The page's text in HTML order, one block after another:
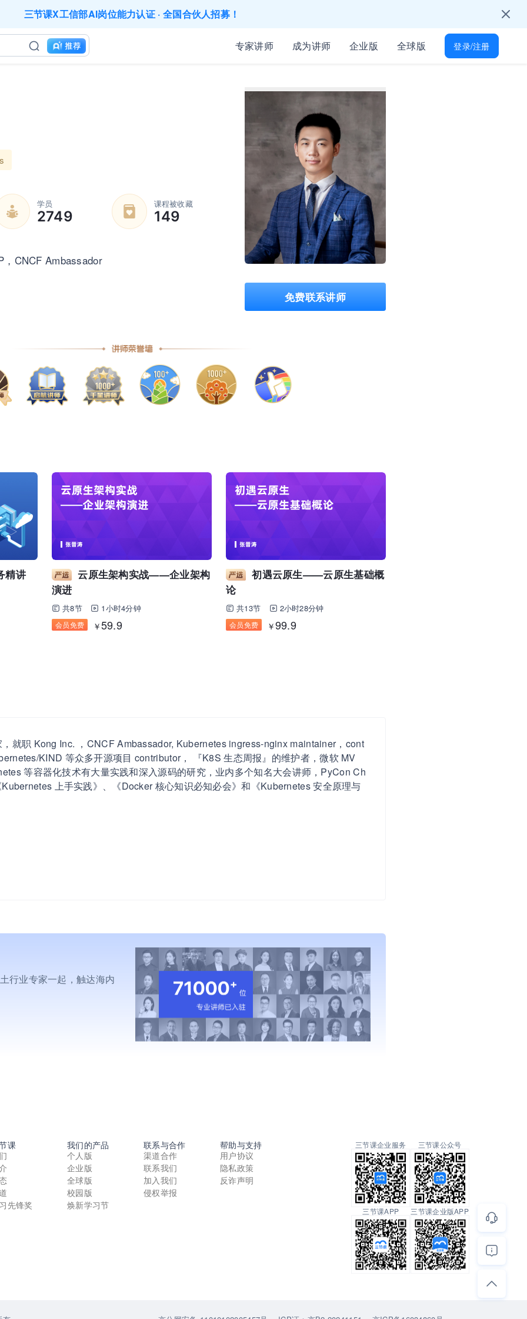
难落地？1000门课程覆盖企业全岗位应用，快点加入AIGC学习节吧～
找学习资源，却忘记自己也要成长提升？90天免费学习期限只为培训人开放
到底要落地哪些国家才合适？国别文化与扶持政策均在这里能找到
专家讲师 成为讲师 企业版 全球版 登录/注册
学员
2749
课程被收藏
149
CNCF Ambassador
免费联系讲师
精讲
云原生架构实战——企业架构
演进
共8节 1小时4分钟
会员免费 ￥59.9
初遇云原生——云原生基础概
论
共13节 2小时28分钟
会员免费 ￥99.9
就职 Kong Inc. ，CNCF Ambassador, Kubernetes ingress-nginx maintainer，cont
KIND 等众多开源项目 contributor， 『K8S 生态周报』的维护者，微软 MV
等容器化技术有大量实践和深入源码的研究，业内多个知名大会讲师，PyCon Ch
上手实践》、《Docker 核心知识必知必会》和《Kubernetes 安全原理与
行业专家一起，触达海内
课
先锋奖
我们的产品
个人版
企业版
全球版
校园版
焕新学习节
联系与合作
渠道合作
联系我们
加入我们
侵权举报
帮助与支持
用户协议
隐私政策
反诈声明
三节课企业服务 三节课公众号
三节课APP 三节课企业版APP